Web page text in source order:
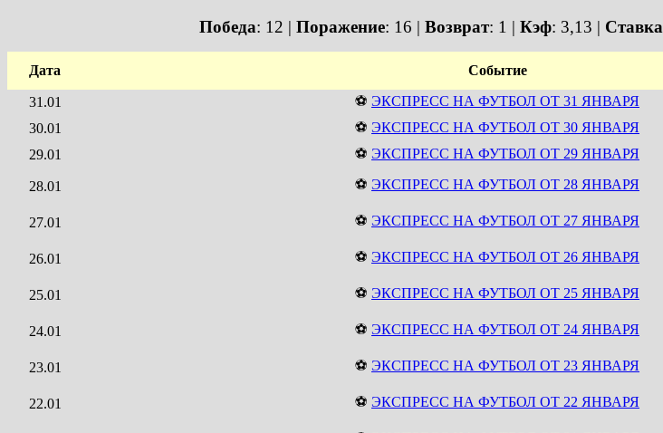
Победа: 12 | Поражение: 16 | Возврат: 1 | Кэф: 3,13 | Ставка
Дата Событие
31.01 ⚽ ЭКСПРЕСС НА ФУТБОЛ ОТ 31 ЯНВАРЯ
30.01
⚽ ЭКСПРЕСС НА ФУТБОЛ ОТ 30 ЯНВАРЯ
29.01
⚽ ЭКСПРЕСС НА ФУТБОЛ ОТ 29 ЯНВАРЯ
28.01 ⚽ ЭКСПРЕСС НА ФУТБОЛ ОТ 28 ЯНВАРЯ
27.01 ⚽ ЭКСПРЕСС НА ФУТБОЛ ОТ 27 ЯНВАРЯ
26.01 ⚽ ЭКСПРЕСС НА ФУТБОЛ ОТ 26 ЯНВАРЯ
25.01 ⚽ ЭКСПРЕСС НА ФУТБОЛ ОТ 25 ЯНВАРЯ
24.01 ⚽ ЭКСПРЕСС НА ФУТБОЛ ОТ 24 ЯНВАРЯ
23.01 ⚽ ЭКСПРЕСС НА ФУТБОЛ ОТ 23 ЯНВАРЯ
22.01 ⚽ ЭКСПРЕСС НА ФУТБОЛ ОТ 22 ЯНВАРЯ